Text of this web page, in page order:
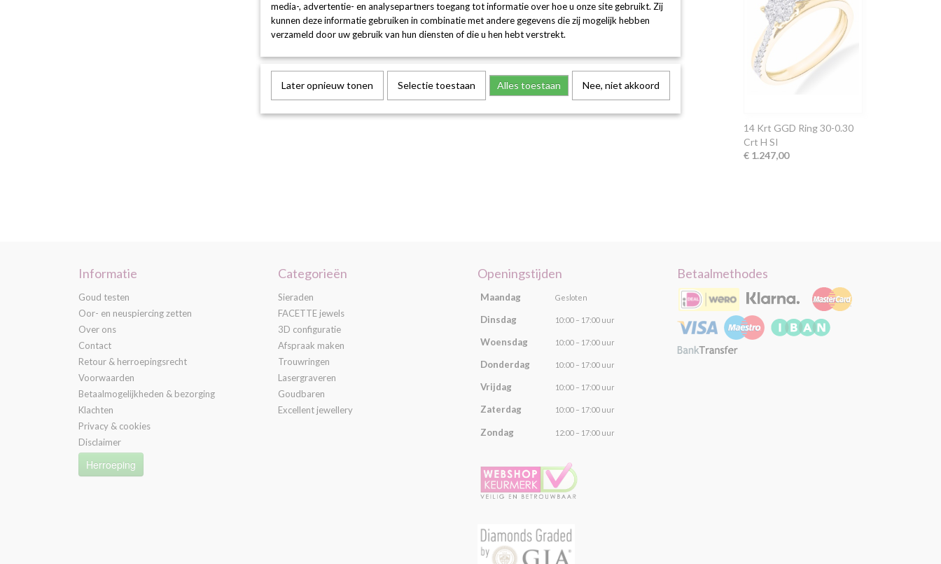
14 Krt GGD Ring 30-0.30
Crt H SI
€ 1.247,00
Informatie
Goud testen
Oor- en neuspiercing zetten
Over ons
Contact
Retour & herroepingsrecht
Voorwaarden
Betaalmogelijkheden & bezorging
Klachten
Privacy & cookies
Disclaimer
Herroeping
Categorieën
Sieraden
FACETTE jewels
3D configuratie
Afspraak maken
Trouwringen
Lasergraveren
Goudbaren
Excellent jewellery
Openingstijden
Maandag Gesloten
Dinsdag 10:00 – 17:00 uur
Woensdag 10:00 – 17:00 uur
Donderdag 10:00 – 17:00 uur
Vrijdag 10:00 – 17:00 uur
Zaterdag 10:00 – 17:00 uur
Zondag 12:00 – 17:00 uur
Betaalmethodes
media-, advertentie- en analysepartners toegang tot informatie over hoe u onze site gebruikt. Zij
kunnen deze informatie gebruiken in combinatie met andere gegevens die zij mogelijk hebben
verzameld door uw gebruik van hun diensten of die u hen hebt verstrekt.
Later opnieuw tonen Selectie toestaan Alles toestaan Nee, niet akkoord